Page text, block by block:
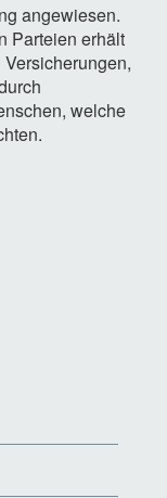
angewiesen.
Parteien erhält
welche